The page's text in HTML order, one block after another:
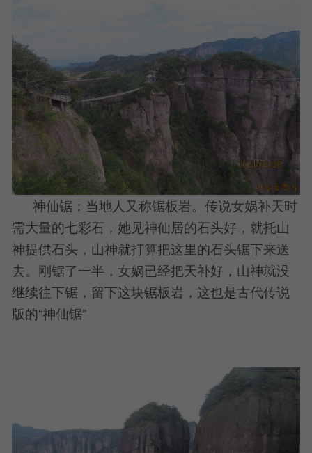
神仙锯：当地人又称锯板岩。传说女娲补天时
需大量的七彩石，她见神仙居的石头好，就托山
神提供石头，山神就打算把这里的石头锯下来送
去。刚锯了一半，女娲已经把天补好，山神就没
继续往下锯，留下这块锯板岩，这也是古代传说
版的“神仙锯”